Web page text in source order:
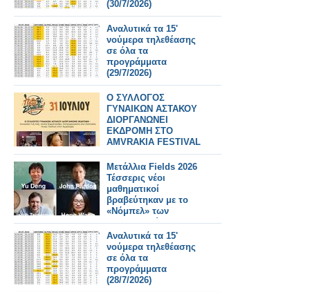
(30/7/2026)
Αναλυτικά τα 15'
νούμερα τηλεθέασης
σε όλα τα
προγράμματα
(29/7/2026)
Ο ΣΥΛΛΟΓΟΣ
ΓΥΝΑΙΚΩΝ ΑΣΤΑΚΟΥ
ΔΙΟΡΓΑΝΩΝΕΙ
ΕΚΔΡΟΜΗ ΣΤΟ
AMVRAKIA FESTIVAL
ΣΤΙΣ 31/7/2026 ΣΤΗ
ΣΥΝΑΥΛΙΑ
ΧΑΤΖΗΦΡΑΓΚΕΤΑ
ΚΑΡΑΠΑΤΑΚΗ ΠΥΞ
ΛΑΞ
Μετάλλια Fields 2026
Τέσσερις νέοι
μαθηματικοί
βραβεύτηκαν με το
«Νόμπελ» των
Μαθηματικών
Αναλυτικά τα 15'
νούμερα τηλεθέασης
σε όλα τα
προγράμματα
(28/7/2026)